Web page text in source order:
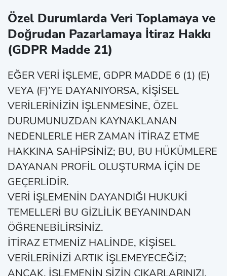
Özel Durumlarda Veri Toplamaya ve
Doğrudan Pazarlamaya İtiraz Hakkı
(GDPR Madde 21)
EĞER VERİ İŞLEME, GDPR MADDE 6 (1) (E)
VEYA (F)’YE DAYANIYORSA, KİŞİSEL
VERİLERİNİZİN İŞLENMESİNE, ÖZEL
DURUMUNUZDAN KAYNAKLANAN
NEDENLERLE HER ZAMAN İTİRAZ ETME
HAKKINA SAHİPSİNİZ; BU, BU HÜKÜMLERE
DAYANAN PROFİL OLUŞTURMA İÇİN DE
GEÇERLİDİR.
VERİ İŞLEMENİN DAYANDIĞI HUKUKİ
TEMELLERİ BU GİZLİLİK BEYANINDAN
ÖĞRENEBİLİRSİNİZ.
İTİRAZ ETMENİZ HALİNDE, KİŞİSEL
VERİLERİNİZİ ARTIK İŞLEMEYECEĞİZ;
ANCAK, İŞLEMENİN SİZİN ÇIKARLARINIZI,